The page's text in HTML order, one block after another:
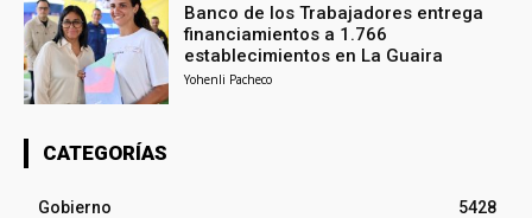
Banco de los Trabajadores entrega
financiamientos a 1.766
establecimientos en La Guaira
Yohenli Pacheco
CATEGORÍAS
Gobierno
5428